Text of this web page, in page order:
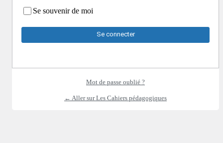
Se souvenir de moi
Mot de passe oublié ?
← Aller sur Les Cahiers pédagogiques